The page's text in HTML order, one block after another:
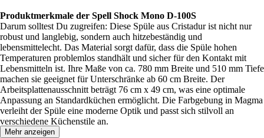
Produktmerkmale der Spell Shock Mono D-100S
Darum solltest Du zugreifen: Diese Spüle aus Cristadur ist nicht nur
robust und langlebig, sondern auch hitzebeständig und
lebensmittelecht. Das Material sorgt dafür, dass die Spüle hohen
Temperaturen problemlos standhält und sicher für den Kontakt mit
Lebensmitteln ist. Ihre Maße von ca. 780 mm Breite und 510 mm Tiefe
machen sie geeignet für Unterschränke ab 60 cm Breite. Der
Arbeitsplattenausschnitt beträgt 76 cm x 49 cm, was eine optimale
Anpassung an Standardküchen ermöglicht. Die Farbgebung in Magma
verleiht der Spüle eine moderne Optik und passt sich stilvoll an
verschiedene Küchenstile an.
Mehr anzeigen